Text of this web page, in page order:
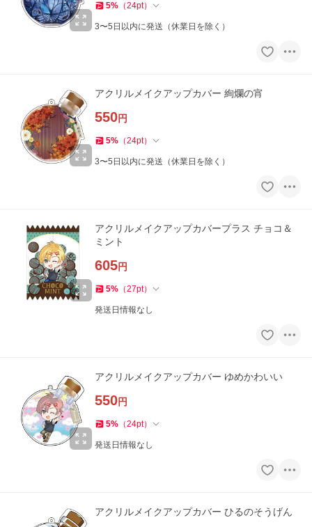
5% （24pt）
3〜5日以内に発送（休業日を除く）
アクリルメイクアップカバー 絢爛の宵
550円
5% （24pt）
3〜5日以内に発送（休業日を除く）
アクリルメイクアップカバープラス チョコ＆
ミント
605円
5% （27pt）
発送日情報なし
アクリルメイクアップカバー ゆめかわいい
550円
5% （24pt）
発送日情報なし
アクリルメイクアップカバー ひるのそうげん